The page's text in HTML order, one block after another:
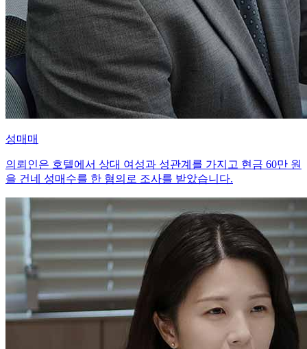
성매매
의뢰인은 호텔에서 상대 여성과 성관계를 가지고 현금 60만 원
을 건네 성매수를 한 혐의로 조사를 받았습니다.